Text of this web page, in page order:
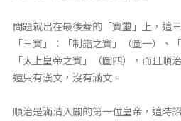
問題就出在最後蓋的「寶璽」上，這
「三寶」：「制誥之寶」（圖一）、
「太上皇帝之寶」（圖四），而且順
還只有漢文，沒有滿文。
順治是滿清入關的第一位皇帝，這時